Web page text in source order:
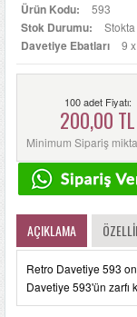
Ürün Kodu: 593
Stok Durumu:
Davetiye Ebatları 9
100 adet Fiyatı:
200,00 TL
Minimum Sipariş
AÇIKLAMA
Retro Davetiye 593
Davetiye 593'ün zarfı